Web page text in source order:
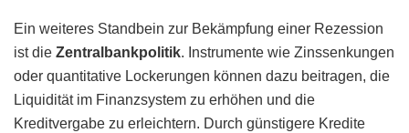
Ein weiteres Standbein zur Bekämpfung einer Rezession
ist die Zentralbankpolitik. Instrumente wie Zinssenkungen
oder quantitative Lockerungen können dazu beitragen, die
Liquidität im Finanzsystem zu erhöhen und die
Kreditvergabe zu erleichtern. Durch günstigere Kredite